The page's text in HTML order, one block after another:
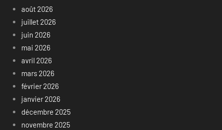
août 2026
juillet 2026
juin 2026
mai 2026
avril 2026
mars 2026
février 2026
janvier 2026
décembre 2025
novembre 2025